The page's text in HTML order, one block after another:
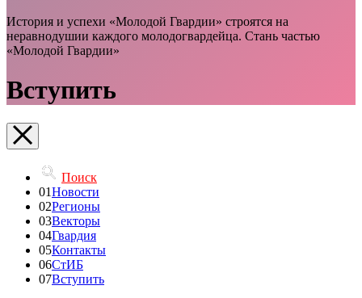
История и успехи «Молодой Гвардии» строятся на
неравнодушии каждого молодогвардейца. Стань частью
«Молодой Гвардии»
Вступить
Поиск
01Новости
02Регионы
03Векторы
04Гвардия
05Контакты
06СтИБ
07Вступить